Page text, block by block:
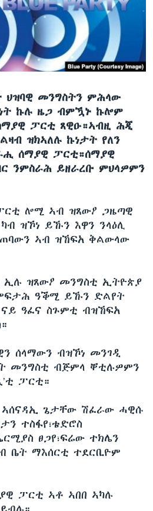
መንግስትን ምሕላው
ኩሉ ዜጋ ብምዃኑ ኩሎም
ፓርቲ ጸዊዑ።ኣብዚ ሕጂ
ዝክኣለሉ ኩነታት የለን
ሰማያዊ ፓርቲ።ሰማያዊ
ንምስራሕ ይዘራረቡ ምህላዎምን
ሎሚ ኣብ ዝጸውዖ ጋዜጣዊ
ዝኾነ ይኹን እዋን ንላዕሊ
ኣብ ዝኸፍአ ቅልውላው
ኢሉ ዝጸውዖ መንግስቲ ኢትዮጵያ
ዓቕሚ ይኹን ድልየት
ናይ ዓፈና ስጉምቲ ብዝኸፍአ
ሰላማውን ብዝኾነ መንገዲ
መንግስቲ ብጅምላ ቐቲሉዎምን
ፓርቲ።
ጌታቸው ሽፈራው ሓዊሱ
ተስፋየ፣ቴድሮስ
ፀጋየ፣ፍሬው ተክሌን
ቤት ማእሰርቲ ተደርቢዮም
ፓርቲ ኣቶ ኣበበ ኣካሉ